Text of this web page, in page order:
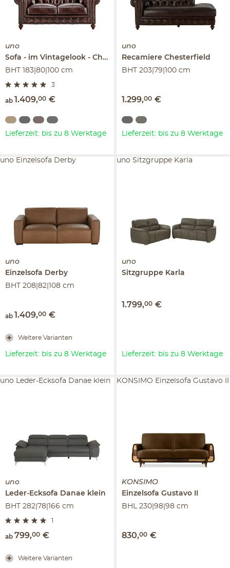
uno
Sofa im Vintagelook
Chesterfield
BHT 183|80|100 cm
3
ab 1.409,00 €
Lieferzeit: bis zu 8 Werktage
uno
Recamiere Chesterfield
BHT 203|79|100 cm
1.299,00 €
Lieferzeit: bis zu 8 Werktage
uno
Einzelsofa Derby
BHT 208|82|108 cm
ab 1.409,00 €
uno Einzelsofa Derby
Weitere Varianten
Lieferzeit: bis zu 8 Werktage
uno
Sitzgruppe Karla
1.799,00 €
uno Sitzgruppe Karla
Lieferzeit: bis zu 8 Werktage
uno
Leder-Ecksofa Danae klein
BHT 282|78|166 cm
1
ab 799,00 €
uno Leder-Ecksofa Danae klein
Weitere Varianten
KONSIMO
Einzelsofa Gustavo II
BHL 230|98|98 cm
830,00 €
KONSIMO Einzelsofa Gustavo II